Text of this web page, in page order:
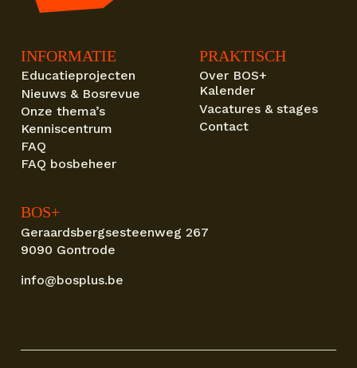
INFORMATIE
Educatieprojecten
Nieuws & Bosrevue
Onze thema’s
Kenniscentrum
FAQ
FAQ bosbeheer
PRAKTISCH
Over BOS+
Kalender
Vacatures & stages
Contact
BOS+
Geraardsbergsesteenweg 267
9090 Gontrode
info@bosplus.be